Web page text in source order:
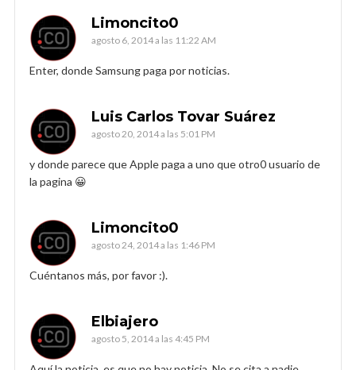
Limoncito0
agosto 6, 2014 a las 11:22 AM
Enter, donde Samsung paga por noticias.
Luis Carlos Tovar Suárez
agosto 20, 2014 a las 5:01 PM
y donde parece que Apple paga a uno que otro0 usuario de
la pagina 😀
Limoncito0
agosto 24, 2014 a las 1:46 PM
Cuéntanos más, por favor :).
Elbiajero
agosto 5, 2014 a las 4:45 PM